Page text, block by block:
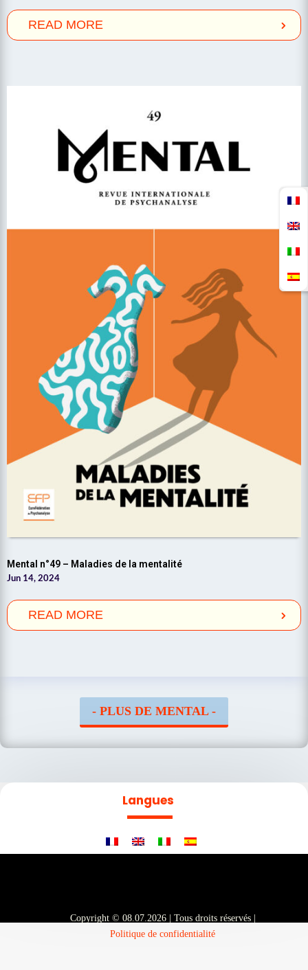
READ MORE
Mental n°49 – Maladies de la mentalité
Jun 14, 2024
READ MORE
- PLUS DE MENTAL -
Langues
Copyright © 08.07.2026 | Tous droits réservés |
Politique de confidentialité